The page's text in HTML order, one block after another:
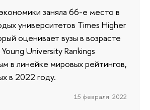
заняла 66-е место в
университетов Times Higher
оценивает вузы в возрасте
University Rankings
в линейке мировых рейтингов,
в 2022 году.
15 февраля 2022